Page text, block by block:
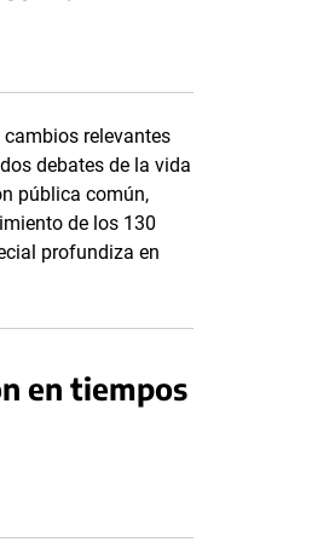
relevantes
debates de la vida
pública común,
de los 130
profundiza en
en tiempos